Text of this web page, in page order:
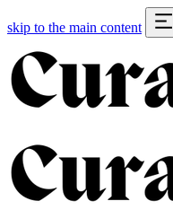
skip to the main content